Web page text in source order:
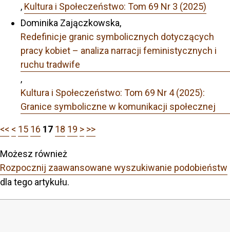
, Kultura i Społeczeństwo: Tom 69 Nr 3 (2025)
Dominika Zajączkowska,
Redefinicje granic symbolicznych dotyczących
pracy kobiet – analiza narracji feministycznych i
ruchu tradwife
,
Kultura i Społeczeństwo: Tom 69 Nr 4 (2025):
Granice symboliczne w komunikacji społecznej
<< < 15 16 17 18 19 > >>
Możesz również
Rozpocznij zaawansowane wyszukiwanie podobieństw
dla tego artykułu.